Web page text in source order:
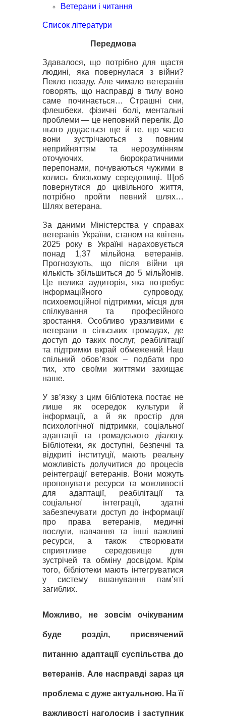
Ветерани і читання
Список літератури
Передмова
Здавалося, що потрібно для щастя
людині, яка повернулася з війни?
Пекло позаду. Але чимало ветеранів
говорять, що насправді в тилу воно
саме починається… Страшні сни,
флешбеки, фізичні болі, ментальні
проблеми — це неповний перелік. До
нього додається ще й те, що часто
вони зустрічаються з повним
неприйняттям та нерозумінням
оточуючих, бюрократичними
перепонами, почуваються чужими в
колись близькому середовищі. Щоб
повернутися до цивільного життя,
потрібно пройти певний шлях…
Шлях ветерана.
За даними Міністерства у справах
ветеранів України, станом на квітень
2025 року в Україні нараховується
понад 1,37 мільйона ветеранів.
Прогнозують, що після війни ця
кількість збільшиться до 5 мільйонів.
Це велика аудиторія, яка потребує
інформаційного супроводу,
психоемоційної підтримки, місця для
спілкування та професійного
зростання. Особливо уразливими є
ветерани в сільських громадах, де
доступ до таких послуг, реабілітації
та підтримки вкрай обмежений Наш
спільний обов’язок – подбати про
тих, хто своїми життями захищає
наше.
У зв’язку з цим бiблiотека постає не
лише як осередок культури й
iнформацiї, а й як простiр для
психологічної пiдтримки, соціальної
адаптацiї та громадського дiалогу.
Бiблiотеки, як доступнi, безпечнi та
вiдкритi iнституцiї, мають реальну
можливiсть долучитися до процесів
реінтеграції ветеранів. Вони можуть
пропонувати ресурси та можливості
для адаптації, реабілітації та
соціальної інтеграції, здатні
забезпечувати доступ до інформації
про права ветеранів, медичні
послуги, навчання та інші важливі
ресурси, а також створювати
сприятливе середовище для
зустрічей та обміну досвідом.
Крім
того, бібліотеки мають інтегруватися
у систему вшанування пам’яті
загиблих.
Можливо, не зовсім очікуваним
буде розділ, присвячений
питанню адаптації суспільства до
ветеранів. Але насправді зараз ця
проблема є дуже актуальною. На її
важливості наголосив і заступник